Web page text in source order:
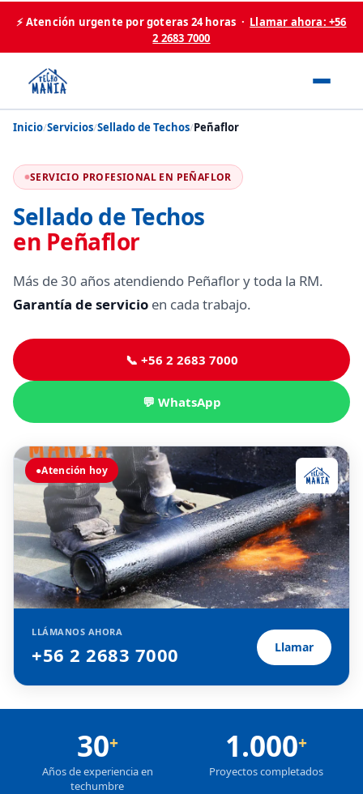
⚡ Atención urgente por goteras 24 horas · Llamar ahora: +56
2 2683 7000
Inicio/Servicios/Sellado de Techos/Peñaflor
SERVICIO PROFESIONAL EN PEÑAFLOR
Sellado de Techos
en Peñaflor
Más de 30 años atendiendo Peñaflor y toda la RM.
Garantía de servicio en cada trabajo.
📞 +56 2 2683 7000
💬 WhatsApp
●Atención hoy
LLÁMANOS AHORA
+56 2 2683 7000 Llamar
30+
Años de experiencia en
techumbre
1.000+
Proyectos completados